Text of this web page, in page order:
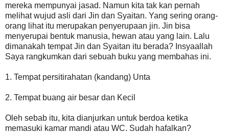
mereka mempunyai jasad. Namun kita tak kan pernah
melihat wujud asli dari Jin dan Syaitan. Yang sering orang-
orang lihat itu merupakan penyerupaan jin. Jin bisa
menyerupai bentuk manusia, hewan atau yang lain. Lalu
dimanakah tempat Jin dan Syaitan itu berada? Insyaallah
Saya rangkumkan dari sebuah buku yang membahas ini.
1. Tempat persitirahatan (kandang) Unta
2. Tempat buang air besar dan Kecil
Oleh sebab itu, kita dianjurkan untuk berdoa ketika
memasuki kamar mandi atau WC. Sudah hafalkan?